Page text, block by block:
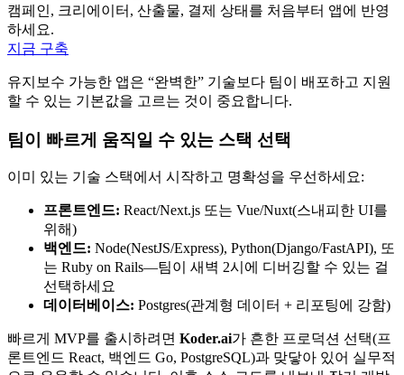
캠페인, 크리에이터, 산출물, 결제 상태를 처음부터 앱에 반영
하세요.
지금 구축
유지보수 가능한 앱은 “완벽한” 기술보다 팀이 배포하고 지원
할 수 있는 기본값을 고르는 것이 중요합니다.
팀이 빠르게 움직일 수 있는 스택 선택
이미 있는 기술 스택에서 시작하고 명확성을 우선하세요:
프론트엔드: React/Next.js 또는 Vue/Nuxt(스내피한 UI를
위해)
백엔드: Node(NestJS/Express), Python(Django/FastAPI), 또
는 Ruby on Rails—팀이 새벽 2시에 디버깅할 수 있는 걸
선택하세요
데이터베이스: Postgres(관계형 데이터 + 리포팅에 강함)
빠르게 MVP를 출시하려면 Koder.ai가 흔한 프로덕션 선택(프
론트엔드 React, 백엔드 Go, PostgreSQL)과 맞닿아 있어 실무적